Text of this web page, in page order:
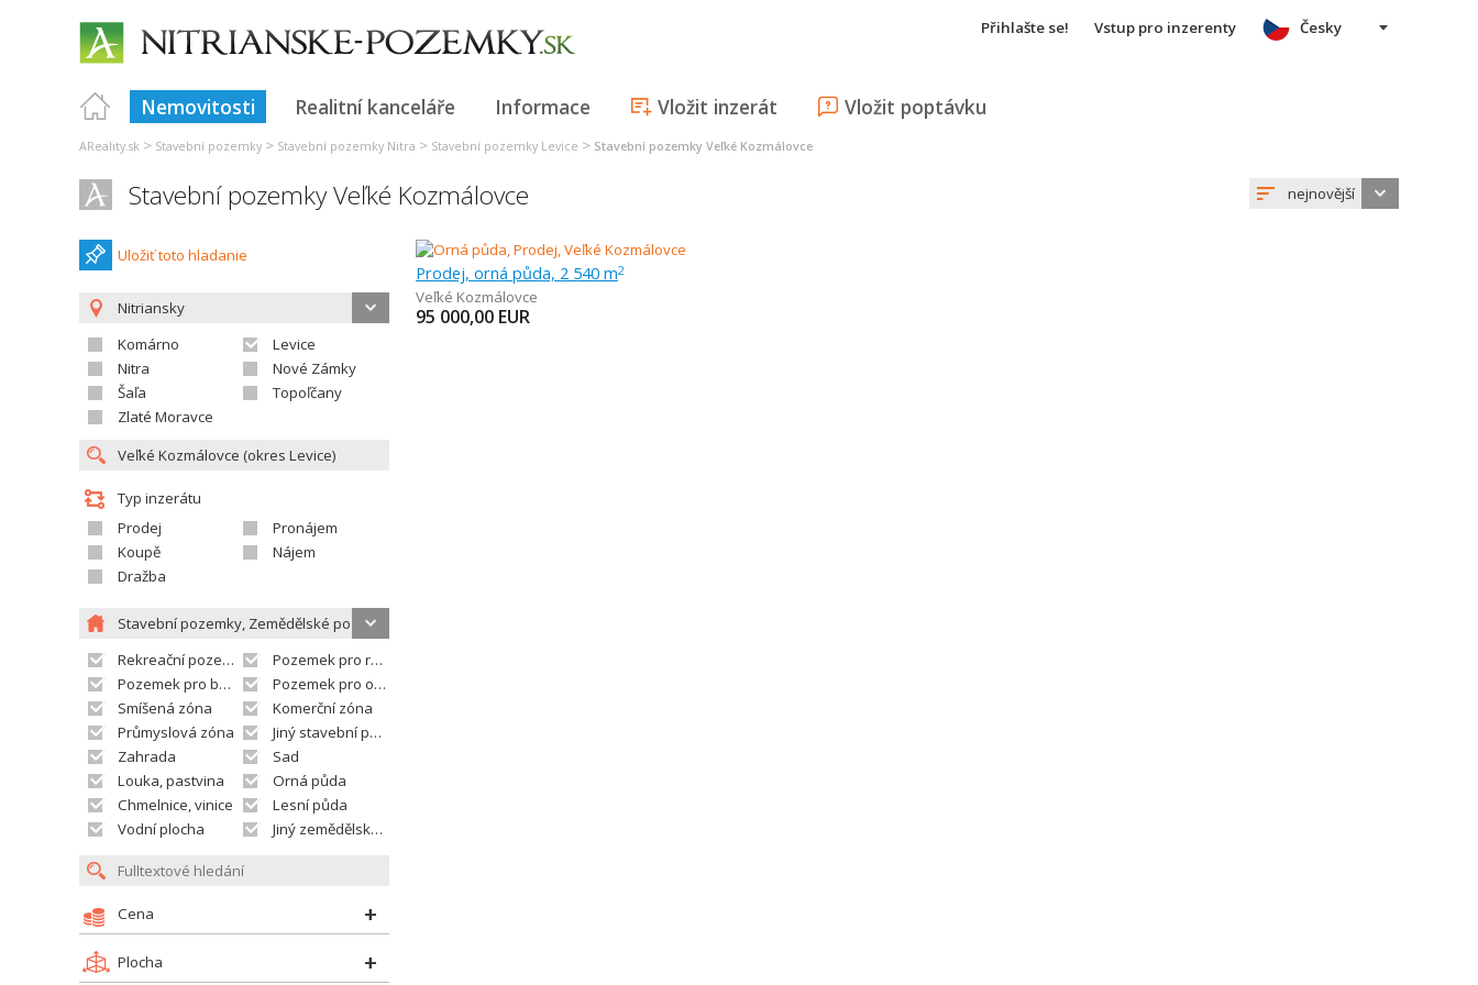
Přihlašte se! Vstup pro inzerenty
Nemovitosti Realitní kanceláře Informace Vložit inzerát Vložit poptávku
Česky
AReality.sk > Stavební pozemky > Stavební pozemky Nitra > Stavební pozemky Levice > Stavební pozemky Veľké Kozmálovce
Stavební pozemky Veľké Kozmálovce nejnovější
Uložiť toto hladanie
Nitriansky
Komárno
Levice
Nitra
Nové Zámky
Šaľa
Topoľčany
Zlaté Moravce
Typ inzerátu
Prodej
Pronájem
Koupě
Nájem
Dražba
Stavební pozemky, Zemědělské pozemky
Rekreační pozemek
Pozemek pro rodinné domy
Pozemek pro bytovou výstavbu
Pozemek pro občanskou vybavenost
Smíšená zóna
Komerční zóna
Průmyslová zóna
Jiný stavební pozemek
Zahrada
Sad
Louka, pastvina
Orná půda
Chmelnice, vinice
Lesní půda
Vodní plocha
Jiný zemědělský pozemek
Cena
Plocha
Prodej, orná půda, 2 540 m2
Veľké Kozmálovce
95 000,00 EUR